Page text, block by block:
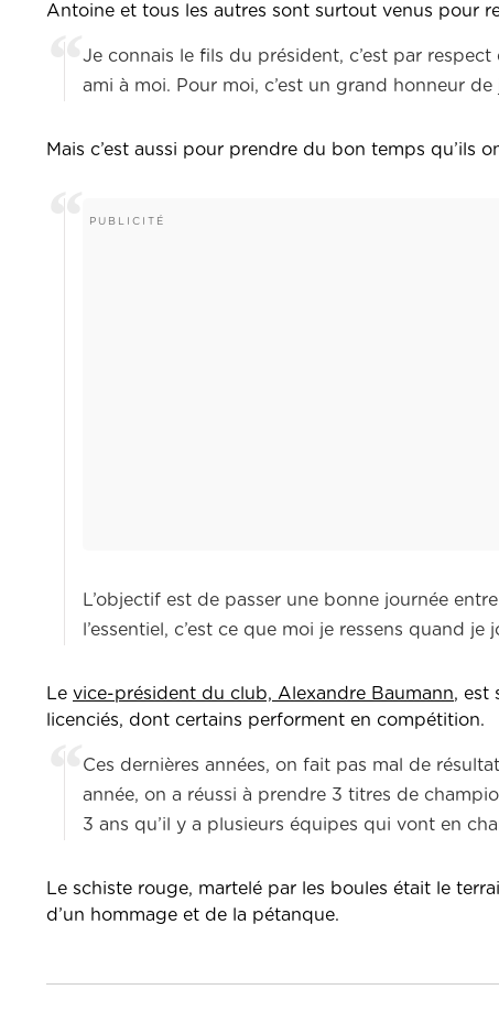
Antoine et tous les autres sont surtout venus pour
Je connais le fils du président, c’est par
ami à moi. Pour moi, c’est un grand honneur
Mais c’est aussi pour prendre du bon temps qu’ils
L’objectif est de passer une bonne journée
l’essentiel, c’est ce que moi je ressens quand
Le vice-président du club, Alexandre Baumann, est
licenciés, dont certains performent en compétition.
Ces dernières années, on fait pas mal de
année, on a réussi à prendre 3 titres de
3 ans qu’il y a plusieurs équipes qui vont en
Le schiste rouge, martelé par les boules était le
d’un hommage et de la pétanque.